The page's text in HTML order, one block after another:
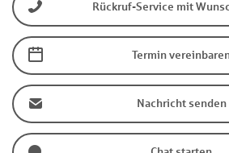
Rückruf-Service mit
Termin
Nachricht senden